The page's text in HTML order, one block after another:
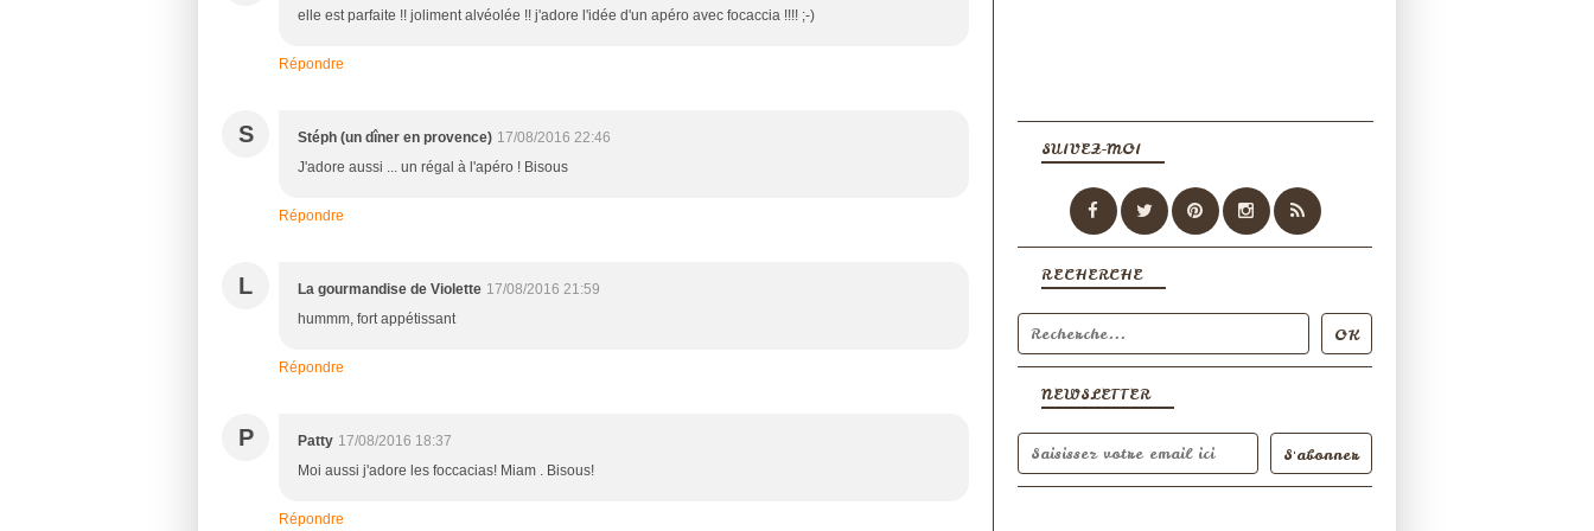
elle est parfaite !! joliment alvéolée !! j'adore l'idée d'un apéro avec focaccia !!!! ;-)
Répondre
S Stéph (un dîner en provence) 17/08/2016 22:46
J'adore aussi ... un régal à l'apéro ! Bisous
Répondre
L La gourmandise de Violette 17/08/2016 21:59
hummm, fort appétissant
Répondre
P Patty 17/08/2016 18:37
Moi aussi j'adore les foccacias! Miam . Bisous!
Répondre
NEWSLETTER
SUIVEZ-MOI
RECHERCHE